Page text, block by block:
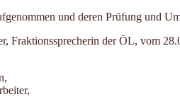
und deren Prüfung und
Fraktionssprecherin der ÖL, vom